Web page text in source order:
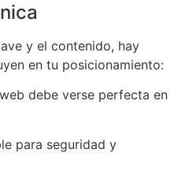
y el contenido, hay
en tu posicionamiento:
debe verse perfecta en
para seguridad y